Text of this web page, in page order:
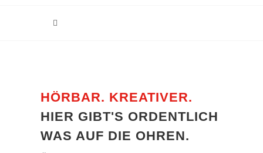
HÖRBAR. KREATIVER.
HIER GIBT'S ORDENTLICH
WAS AUF DIE OHREN.